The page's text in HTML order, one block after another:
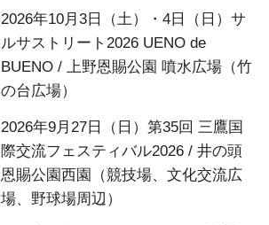
2026年10月3日（土）・4日（日）サ
ルサストリート2026 UENO de
BUENO / 上野恩賜公園 噴水広場（竹
の台広場）
2026年9月27日（日）第35回 三鷹国
際交流フェスティバル2026 / 井の頭
恩賜公園西園（競技場、文化交流広
場、野球場周辺）